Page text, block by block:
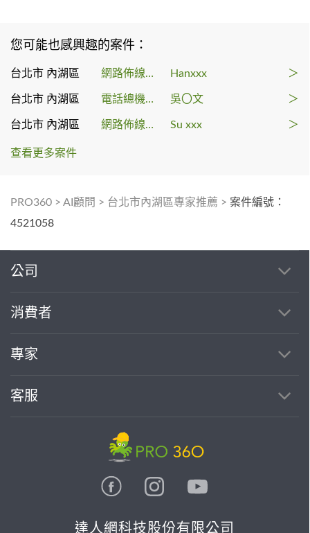
您可能也感興趣的案件：
台北市 內湖區 網路佈線工程 Hanxxx ＞
台北市 內湖區 電話總機系統 吳〇文 ＞
台北市 內湖區 網路佈線工程 Su xxx ＞
查看更多案件
PRO360 > AI顧問 > 台北市內湖區專家推薦 > 案件編號：
4521058
公司
消費者
專家
客服
達人網科技股份有限公司